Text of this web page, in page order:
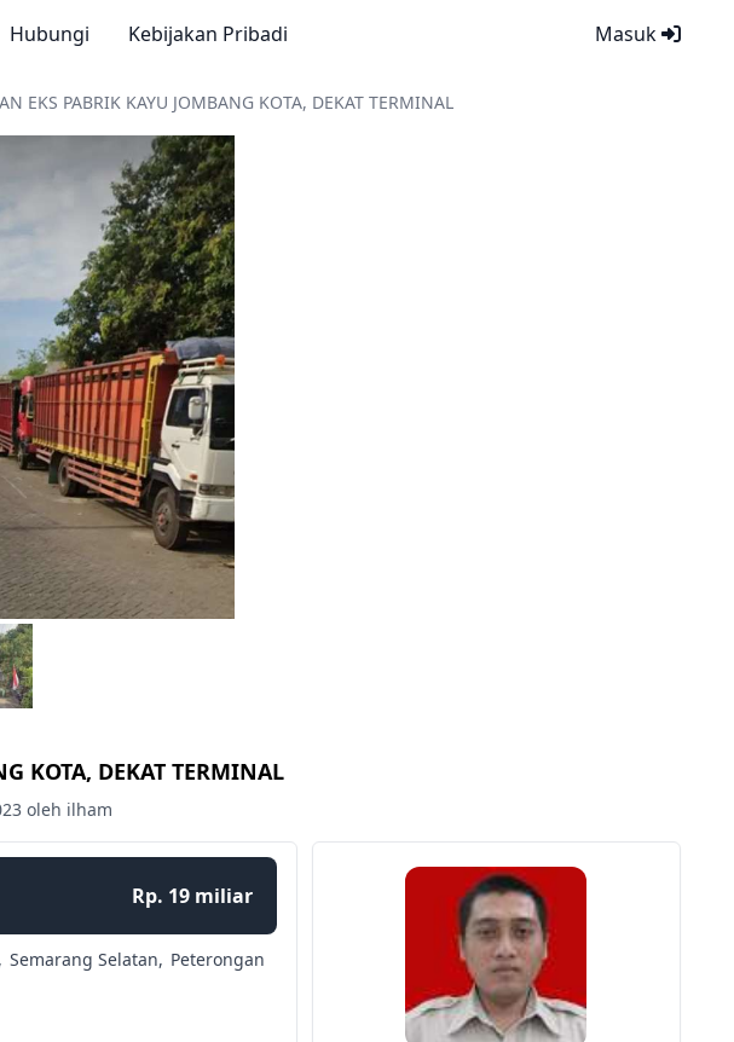
Masuk
Hubungi Kebijakan Pribadi
EKS PABRIK KAYU JOMBANG KOTA, DEKAT TERMINAL
KOTA, DEKAT TERMINAL
oleh ilham
Rp. 19 miliar
Semarang Selatan, Peterongan